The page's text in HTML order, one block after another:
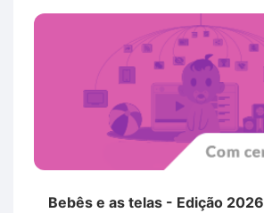
Bebês e as telas - Edição 2026